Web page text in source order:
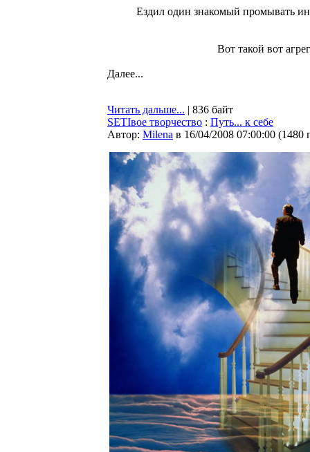
Ездил один знакомый промывать
Вот такой вот
Далее...
Читать дальше... | 836 байт
SETIвое творчество : Путь... к себе
Автор: Milena в 16/04/2008 07:00:00 (1480